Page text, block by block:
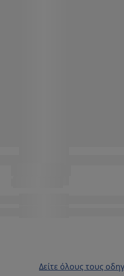
Δείτε όλους τους